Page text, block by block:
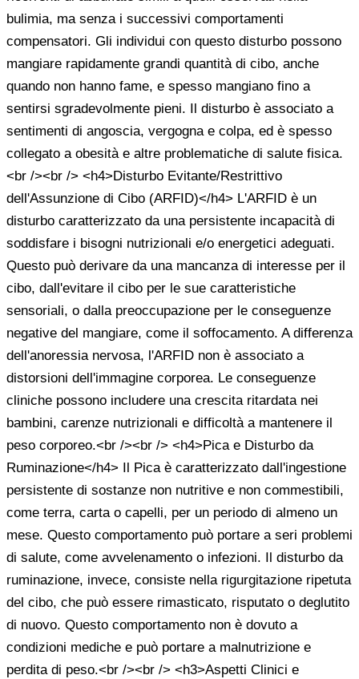
bulimia, ma senza i successivi comportamenti
compensatori. Gli individui con questo disturbo possono
mangiare rapidamente grandi quantità di cibo, anche
quando non hanno fame, e spesso mangiano fino a
sentirsi sgradevolmente pieni. Il disturbo è associato a
sentimenti di angoscia, vergogna e colpa, ed è spesso
collegato a obesità e altre problematiche di salute fisica.
<br /><br /> <h4>Disturbo Evitante/Restrittivo
dell'Assunzione di Cibo (ARFID)</h4> L'ARFID è un
disturbo caratterizzato da una persistente incapacità di
soddisfare i bisogni nutrizionali e/o energetici adeguati.
Questo può derivare da una mancanza di interesse per il
cibo, dall'evitare il cibo per le sue caratteristiche
sensoriali, o dalla preoccupazione per le conseguenze
negative del mangiare, come il soffocamento. A differenza
dell'anoressia nervosa, l'ARFID non è associato a
distorsioni dell'immagine corporea. Le conseguenze
cliniche possono includere una crescita ritardata nei
bambini, carenze nutrizionali e difficoltà a mantenere il
peso corporeo.<br /><br /> <h4>Pica e Disturbo da
Ruminazione</h4> Il Pica è caratterizzato dall'ingestione
persistente di sostanze non nutritive e non commestibili,
come terra, carta o capelli, per un periodo di almeno un
mese. Questo comportamento può portare a seri problemi
di salute, come avvelenamento o infezioni. Il disturbo da
ruminazione, invece, consiste nella rigurgitazione ripetuta
del cibo, che può essere rimasticato, risputato o deglutito
di nuovo. Questo comportamento non è dovuto a
condizioni mediche e può portare a malnutrizione e
perdita di peso.<br /><br /> <h3>Aspetti Clinici e